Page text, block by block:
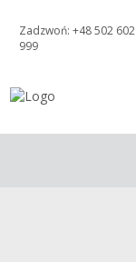
Zadzwoń: +48 502 602
999